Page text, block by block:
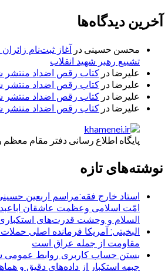
آخرین دیدگاه‌ها
محسن حسینی در آغاز ثبت‌نام
تشییع رهبر شهید انقلاب
علیرضا در کتاب رقص اضداد منتشر
علیرضا در کتاب رقص اضداد منتشر
علیرضا در کتاب رقص اضداد منتشر
علیرضا در کتاب رقص اضداد منتشر
پایگاه اطلاع رسانی دفتر مقام
نوشته‌های تازه
استاد خارج فقه:مراسم اربعین
امّت اسلامی وعظمت عاشقان
السلام و وحشت قدرت‌های
البخیتی: آمریکا فرمانده اصلی
مقاومت از جمله عراق است
بستن حساب کاربری روابط عمومی
جبهه استکبار از داده‌های دقیق و